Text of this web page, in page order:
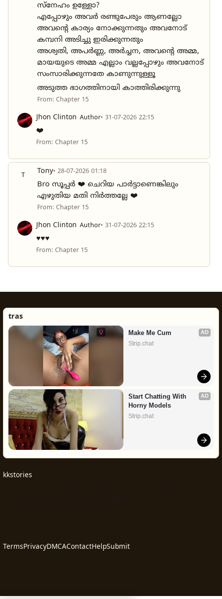
സ്നേഹം ഉള്ളോ?
എപ്പോഴും അവർ രണ്ടുപേരും ആണല്ലോ
അവന്റെ കാര്യം നോക്കുന്നതും അവനോട്
കമ്പനി അടിച്ചു ഇരിക്കുന്നതും
അശ്വതി, അപർണ്ണ, അർച്ചന, അവന്റെ അമ്മ,
മായയുടെ അമ്മ എല്ലാം വല്ലപ്പോഴും അവനോട്
സംസാരിക്കുന്നതേ കാണുന്നുള്ളൂ
അടുത്ത ഭാഗത്തിനായി കാത്തിരിക്കുന്നു
From: Chapter 15
Jhon Clinton Author• 31-07-2026 22:15
❤️
From: Chapter 15
T Tony• 28-07-2026 01:18
Bro സൂപ്പർ ❤️ ചെറിയ പാർട്ടാണെങ്കിലും
എഴുതിയ മതി നിർത്തല്ലേ ❤️
From: Chapter 15
Jhon Clinton Author• 31-07-2026 22:15
♥️♥️♥️
From: Chapter 15
tras
AD
Make Me Cum
Strip.chat
AD
Start Chatting With
Horny Models
Strip.chat
kkstories
TermsPrivacyDMCAContactHelpSubmit